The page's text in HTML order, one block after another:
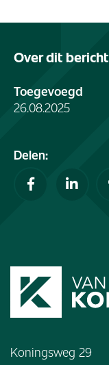
Over dit bericht
Toegevoegd
26.08.2025
Delen:
Koningsweg 29